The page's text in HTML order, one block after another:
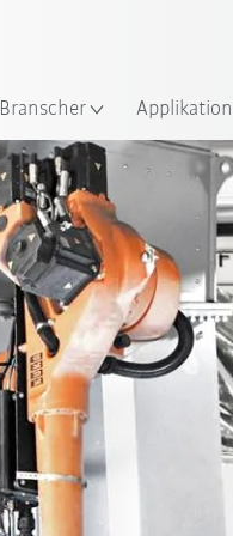
Branscher